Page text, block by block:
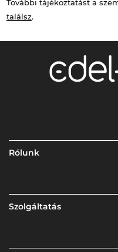
További tájékoztatást a
találsz.
Rólunk
Szolgáltatás